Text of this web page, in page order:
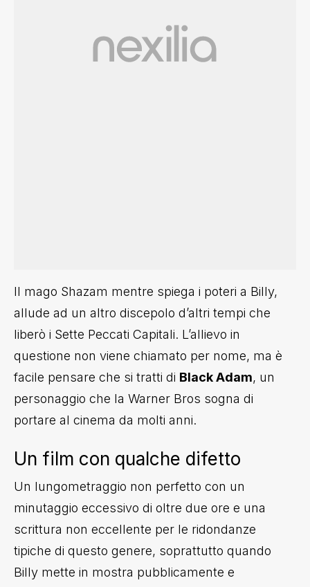
Il mago Shazam mentre spiega i poteri a Billy,
allude ad un altro discepolo d’altri tempi che
liberò i Sette Peccati Capitali. L’allievo in
questione non viene chiamato per nome, ma è
facile pensare che si tratti di Black Adam, un
personaggio che la Warner Bros sogna di
portare al cinema da molti anni.
Un film con qualche difetto
Un lungometraggio non perfetto con un
minutaggio eccessivo di oltre due ore e una
scrittura non eccellente per le ridondanze
tipiche di questo genere, soprattutto quando
Billy mette in mostra pubblicamente e